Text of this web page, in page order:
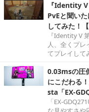
『Identity
PvEと聞い
してみた！
『Identity V
人、全くプレ
てプレイして
0.03msの圧
にこだわる
sta「EX-
「EX-